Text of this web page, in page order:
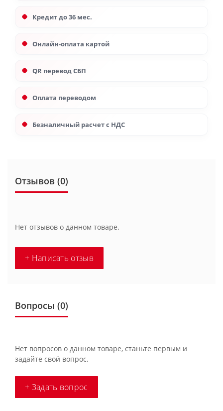
Кредит до 36 мес.
Онлайн-оплата картой
QR перевод СБП
Оплата переводом
Безналичный расчет с НДС
Отзывов (0)
Нет отзывов о данном товаре.
+ Написать отзыв
Вопросы (0)
Нет вопросов о данном товаре, станьте первым и
задайте свой вопрос.
+ Задать вопрос